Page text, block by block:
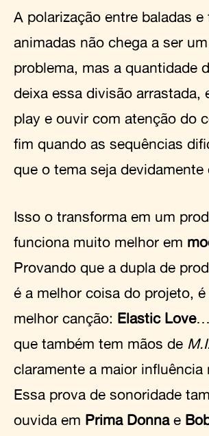
A polarização entre baladas e
animadas não chega a ser
problema, mas a quantidade
deixa essa divisão arrastada,
play e ouvir com atenção do
fim quando as sequências
que o tema seja devidamente
Isso o transforma em um
funciona muito melhor em
Provando que a dupla de
é a melhor coisa do projeto, é
melhor canção: Elastic Love…
que também tem mãos de
claramente a maior influência
Essa prova de sonoridade
ouvida em Prima Donnae